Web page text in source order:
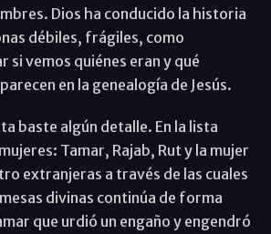
Dios ha conducido la historia
débiles, frágiles, como
si vemos quiénes eran y qué
en la genealogía de Jesús.
baste algún detalle. En la lista
Tamar, Rajab, Rut y la mujer
extranjeras a través de las cuales
divinas continúa de forma
que urdió un engaño y engendró